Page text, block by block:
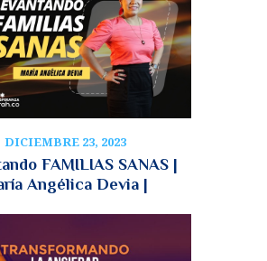
DICIEMBRE 23, 2023
FAMILIAS SANAS |
Angélica Devia |